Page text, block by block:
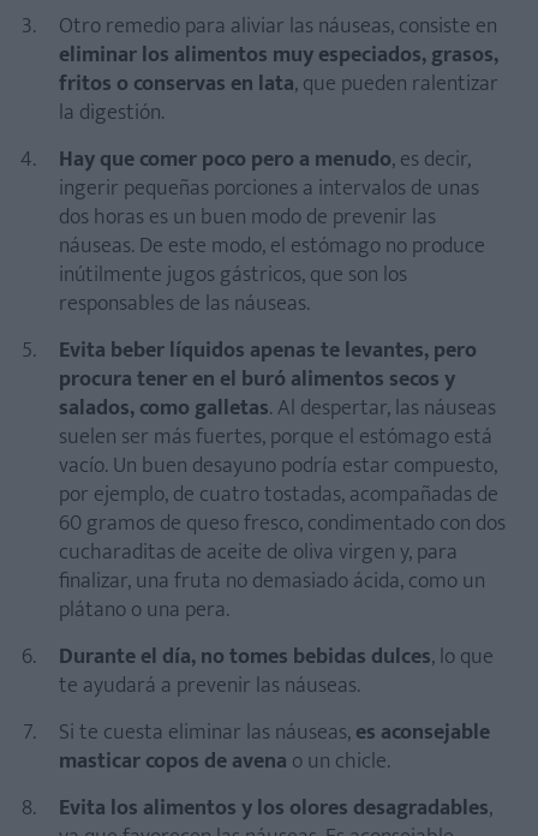
Otro remedio para aliviar las náuseas, consiste en
eliminar los alimentos muy especiados, grasos,
fritos o conservas en lata, que pueden ralentizar
la digestión.
Hay que comer poco pero a menudo, es decir,
ingerir pequeñas porciones a intervalos de unas
dos horas es un buen modo de prevenir las
náuseas. De este modo, el estómago no produce
inútilmente jugos gástricos, que son los
responsables de las náuseas.
Evita beber líquidos apenas te levantes, pero
procura tener en el buró alimentos secos y
salados, como galletas. Al despertar, las náuseas
suelen ser más fuertes, porque el estómago está
vacío. Un buen desayuno podría estar compuesto,
por ejemplo, de cuatro tostadas, acompañadas de
60 gramos de queso fresco, condimentado con dos
cucharaditas de aceite de oliva virgen y, para
finalizar, una fruta no demasiado ácida, como un
plátano o una pera.
Durante el día, no tomes bebidas dulces, lo que
te ayudará a prevenir las náuseas.
Si te cuesta eliminar las náuseas,es aconsejable
masticar copos de avena o un chicle.
Evita los alimentos y los olores desagradables,